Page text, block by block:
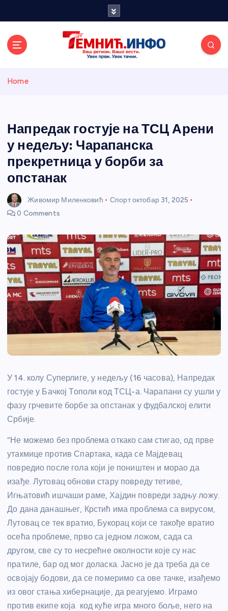
и портал
Home
Напредак гостује на ТСЦ Арени
у недељу: Чарапанска
прекретница у борби за
опстанак
Живомир Миленковић Спортоктобар 31, 2025
0 Comments
У 14. колу Суперлиге, у недељу (16 часова), Напредак
гостује у Бачкој Тополи код ТСЦ-а. Чарапани су ушли у
фазу грчевите борбе за опстанак у фудбалској елити
Србије.
“Не можемо без проблема откако сам стигао, од прве
утакмице против Спартака, када се Мајдевац
повредио после гола који је поништен и морао да
изађе. Лутовац обнови стару повреду тетиве,
Игњатовић ишчаши раме, Хајдин повреди задњу ложу.
До дана данашњег, Крстић има проблема са вирусом,
Лутовац се тек вратио, Букорац који се такође вратио
осећа проблеме, прво са једном ложом, сада са
другом, све су то несрећне околности које су нас
пратиле, бар од мог доласка. Јасно је да треба да се
освојају бодови, да се померимо са ове тачке, изађемо
из овог стања хибернације, да реагујемо. Играмо
против екипе која код куће игра много боље, него на